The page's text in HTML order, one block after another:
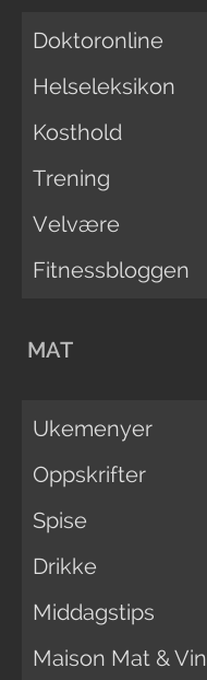
Doktoronline
Helseleksikon
Kosthold
Trening
Velvære
Fitnessbloggen
MAT
Ukemenyer
Oppskrifter
Spise
Drikke
Middagstips
Maison Mat & Vin